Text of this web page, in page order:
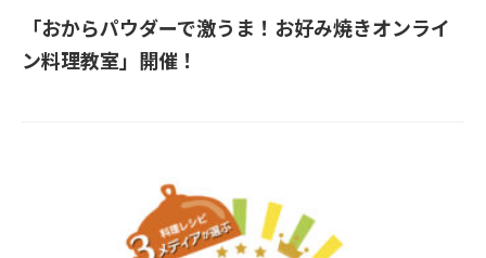
「おからパウダーで激うま！お好み焼きオンライ
ン料理教室」開催！